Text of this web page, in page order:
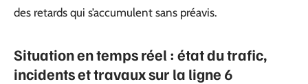
des retards qui s’accumulent sans préavis.
Situation en temps réel : état du trafic,
incidents et travaux sur la ligne 6